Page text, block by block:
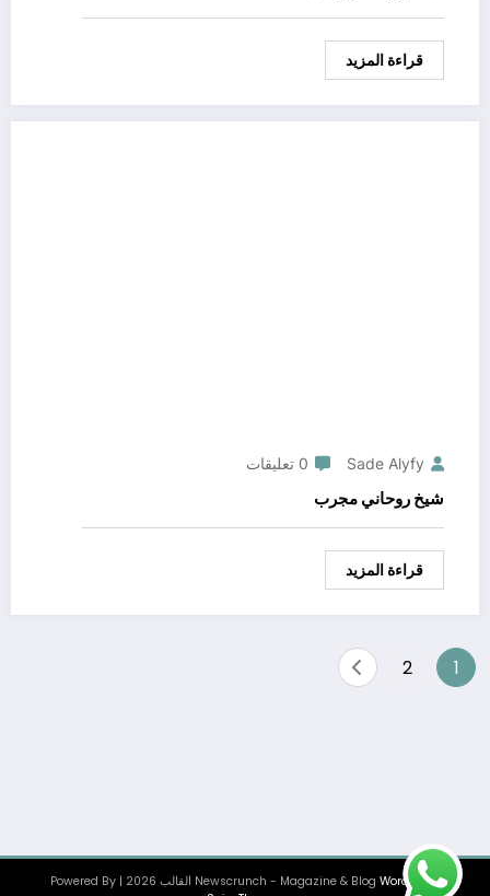
قراءة المزيد
Sade Alyfy 0 تعليقات
شيخ روحاني مجرب
قراءة المزيد
Posts
1
2
Newscrunch - Magazine & Blog WordPress
القالب 2026 | Powered By